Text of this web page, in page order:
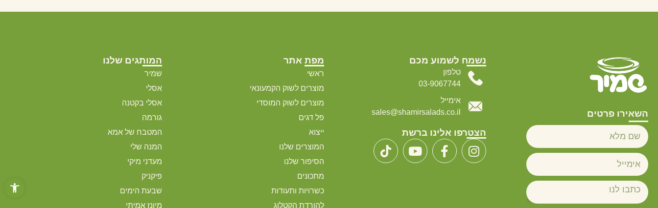
פתח
השאירו פרטים
נשמח לשמוע מכם
טלפון
03-9067744
אימייל
sales@shamirsalads.co.il
הצטרפו אלינו ברשת
מפת אתר
ראשי
מוצרים לשוק הקמעונאי
מוצרים לשוק המוסדי
פל דגים
ייצוא
המוצרים שלנו
הסיפור שלנו
מתכונים
כשרויות ותעודות
להורדת הקטלוג
המותגים שלנו
שמיר
אסלי
אסלי בקטנה
גורמה
המטבח של אמא
המנה שלי
מעדני מיקי
פיקניק
שבעת הימים
מיונז אמיתי